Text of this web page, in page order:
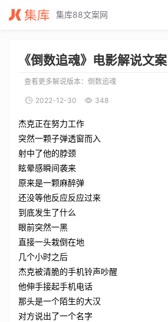
倒数追魂电影解说文案_倒数追魂电影解说词_倒数追魂电影解说稿
集库88文案网
《倒数追魂》电影解说文案
查看更多解说版本： 倒数追魂
2022-12-30 348
杰克正在努力工作
突然一颗子弹透窗而入
射中了他的脖颈
眩晕感瞬间袭来
原来是一颗麻醉弹
还没等他反应反应过来
到底发生了什么
眼前突然一黑
直接一头栽倒在地
几个小时之后
杰克被清脆的手机铃声吵醒
他伸手接起手机电话
那头是一个陌生的大汉
对方说出了一个名字